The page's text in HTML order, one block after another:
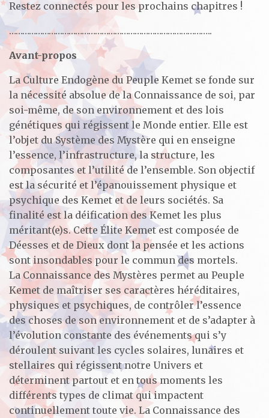
Restez connectés pour les prochains chapitres !
………………………………………………………………………………..
Avant-propos
La Culture Endogène du Peuple Kemet se fonde sur
la nécessité absolue de la Connaissance de soi, par
soi-même, de son environnement et des lois
génétiques qui régissent le Monde entier. Elle est
l’objet du Système des Mystère qui en enseigne
l’essence, l’infrastructure, la structure, les
composantes et l’utilité de l’ensemble. Son objectif
est la sécurité et l’épanouissement physique et
psychique des Kemet et de leurs sociétés. Sa
finalité est la déification des Kemet les plus
méritant(e)s. Cette Élite Kemet est composée de
Déesses et de Dieux dont la pensée et les actions
sont insondables pour le commun des mortels.
La Connaissance des Mystères permet au Peuple
Kemet de maîtriser ses caractères héréditaires,
physiques et psychiques, de contrôler l’essence
des choses de son environnement et de s’adapter à
l’évolution constante des événements qui s’y
déroulent suivant les cycles solaires, lunaires et
stellaires qui régissent notre Univers et
déterminent partout et en tous moments les
différents types de climat qui impactent
continuellement toute vie. La Connaissance des